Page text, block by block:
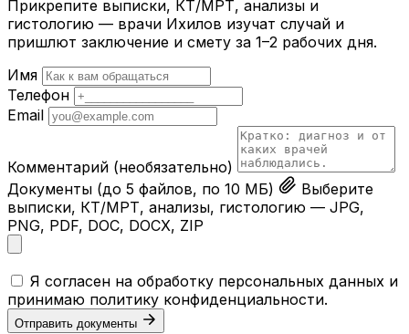
Прикрепите выписки, КТ/МРТ, анализы и
гистологию — врачи Ихилов изучат случай и
пришлют заключение и смету за 1–2 рабочих дня.
Имя
Телефон
Email
Комментарий (необязательно)
Документы (до 5 файлов, по 10 МБ)
Выберите
выписки, КТ/МРТ, анализы, гистологию — JPG,
PNG, PDF, DOC, DOCX, ZIP
Я согласен на обработку персональных данных и
принимаю политику конфиденциальности.
Отправить документы